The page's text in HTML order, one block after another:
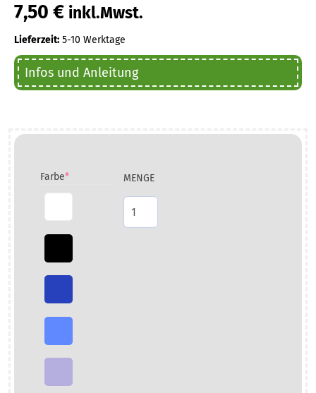
7,50 € inkl.Mwst.
Lieferzeit: 5-10 Werktage
Infos und Anleitung
Farbe*(required) MENGE